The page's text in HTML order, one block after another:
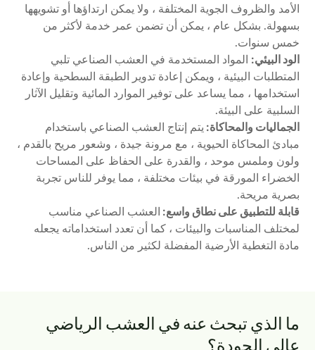
الأمد والظروف الجوية المختلفة ، ولا يمكن ارتداؤها أو تشويهها
بسهولة. بشكل عام ، يمكن أن تضمن عمر خدمة لأكثر من
خمس سنوات.
الود البيئي: المواد المستخدمة في العشب الصناعي تلبي
المتطلبات البيئية ، ويمكن إعادة تدوير الطبقة السطحية وإعادة
استخدامها ، مما يساعد على توفير الموارد المائية وتقليل الآثار
السلبية على البيئة.
الجماليات والمحاكاة: يتم إنتاج العشب الصناعي باستخدام
مبادئ المحاكاة الحيوية ، مع مرونة جيدة ، وشعور مريح بالقدم ،
ولون وملمس موحد ، والقدرة على الحفاظ على المساحات
الخضراء المورقة في بيئات مختلفة ، مما يوفر للناس تجربة
بصرية مريحة.
قابلة للتطبيق على نطاق واسع: العشب الصناعي مناسب
لمختلف المناسبات والبيئات ، كما أن تعدد استخداماته يجعله
مادة التغطية الأرضية المفضلة لكثير من الناس.
ما الذي تبحث عنه في العشب الرياضي
عالي الجودة؟